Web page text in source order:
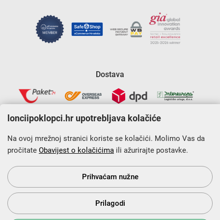
Dostava
Krajnji primatelj financijskog instrumenta sufinanciranog iz
Europskog fonda za regionalni razvoj u sklopu Operativnog
programa „Konkurentnost i kohezija”.
s Vama od 2014. godine!
lonciipoklopci.hr upotrebljava kolačiće
Na ovoj mrežnoj stranici koriste se kolačići. Molimo Vas da
pročitate Obavijest o kolačićima ili ažurirajte postavke.
Prihvaćam nužne
Prilagodi